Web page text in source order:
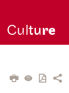
Culture